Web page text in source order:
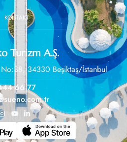
KONTAKT
Turizm A.Ş.
No:38, 34330 Beşiktaş/İstanbul
66 77